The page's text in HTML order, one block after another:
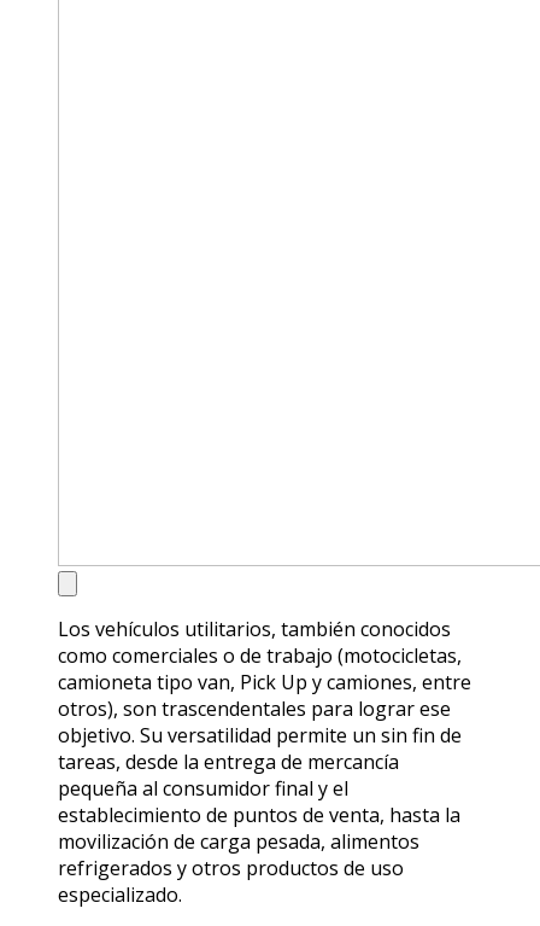
Los vehículos utilitarios, también conocidos
como comerciales o de trabajo (motocicletas,
camioneta tipo van, Pick Up y camiones, entre
otros), son trascendentales para lograr ese
objetivo. Su versatilidad permite un sin fin de
tareas, desde la entrega de mercancía
pequeña al consumidor final y el
establecimiento de puntos de venta, hasta la
movilización de carga pesada, alimentos
refrigerados y otros productos de uso
especializado.